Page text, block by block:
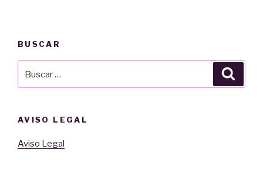
BUSCAR
AVISO LEGAL
Aviso Legal